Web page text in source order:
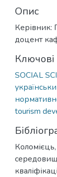
Опис
Керівник:
доцент
Ключові
SOCIAL
tourism